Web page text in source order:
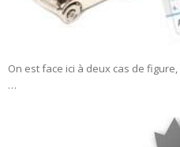
On est face ici à deux cas de
…